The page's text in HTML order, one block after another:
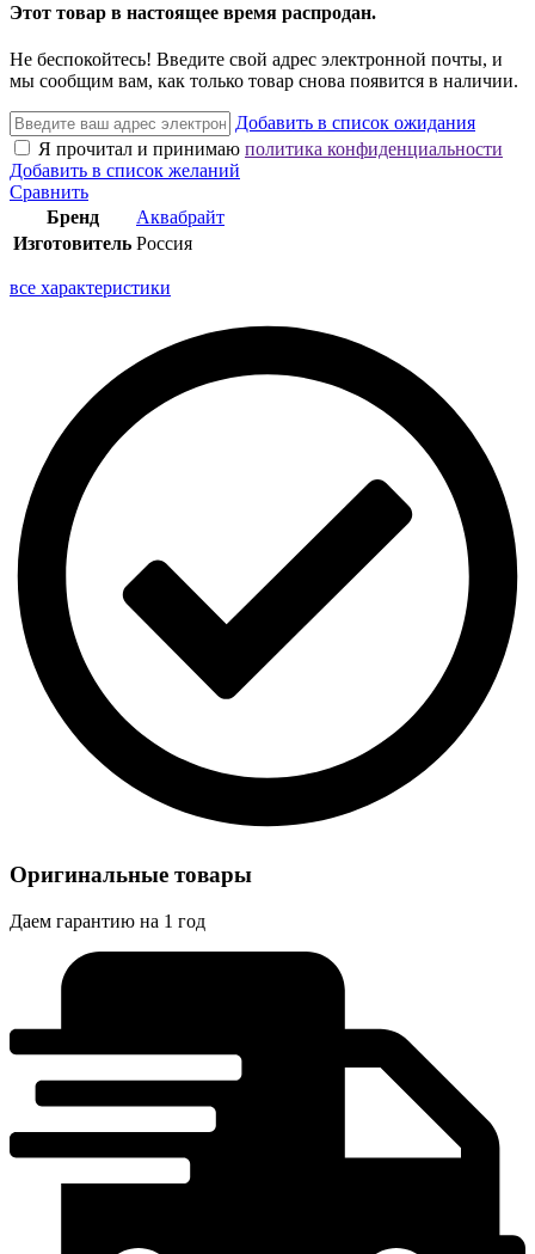
Этот товар в настоящее время распродан.
Не беспокойтесь! Введите свой адрес электронной почты, и
мы сообщим вам, как только товар снова появится в наличии.
Добавить в список ожидания
Я прочитал и принимаю политика конфиденциальности
Добавить в список желаний
Сравнить
Бренд
Аквабрайт
Изготовитель Россия
все характеристики
Оригинальные товары
Даем гарантию на 1 год